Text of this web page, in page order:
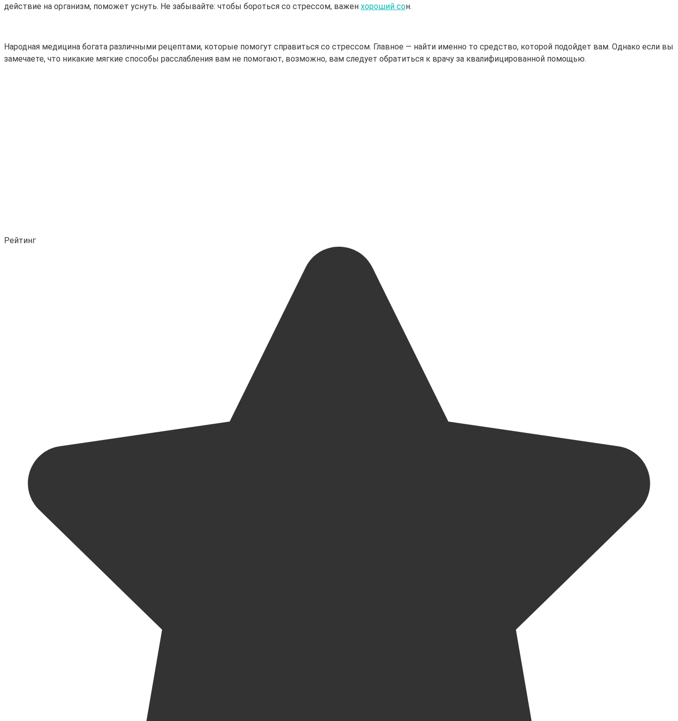
действие на организм, поможет уснуть. Не забывайте: чтобы бороться со стрессом, важен хороший сон.
Народная медицина богата различными рецептами, которые помогут справиться со стрессом. Главное — найти именно то средство, которой подойдет вам. Однако если вы
замечаете, что никакие мягкие способы расслабления вам не помогают, возможно, вам следует обратиться к врачу за квалифицированной помощью.
Рейтинг